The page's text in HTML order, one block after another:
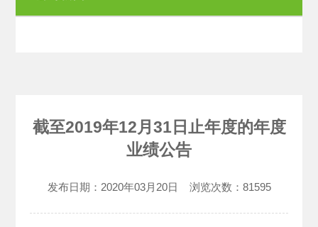
截至2019年12月31日止年度的年度
业绩公告
发布日期： 2020年03月20日 浏览次数： 81595